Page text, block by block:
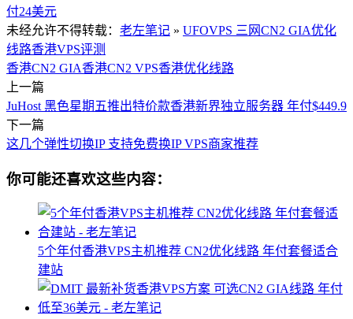
付24美元
未经允许不得转载： 老左笔记 » UFOVPS 三网CN2 GIA优化
线路香港VPS评测
香港CN2 GIA香港CN2 VPS香港优化线路
上一篇
JuHost 黑色星期五推出特价款香港新界独立服务器 年付$449.9
下一篇
这几个弹性切换IP 支持免费换IP VPS商家推荐
你可能还喜欢这些内容：
5个年付香港VPS主机推荐 CN2优化线路 年付套餐适合
建站